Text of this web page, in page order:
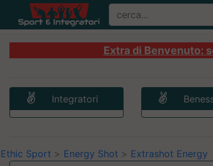
Extra di Benvenuto:
Integratori
Ethic Sport > Energy Shot > Extrashot Energy